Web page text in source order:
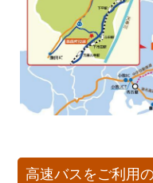
高速バスをご利用